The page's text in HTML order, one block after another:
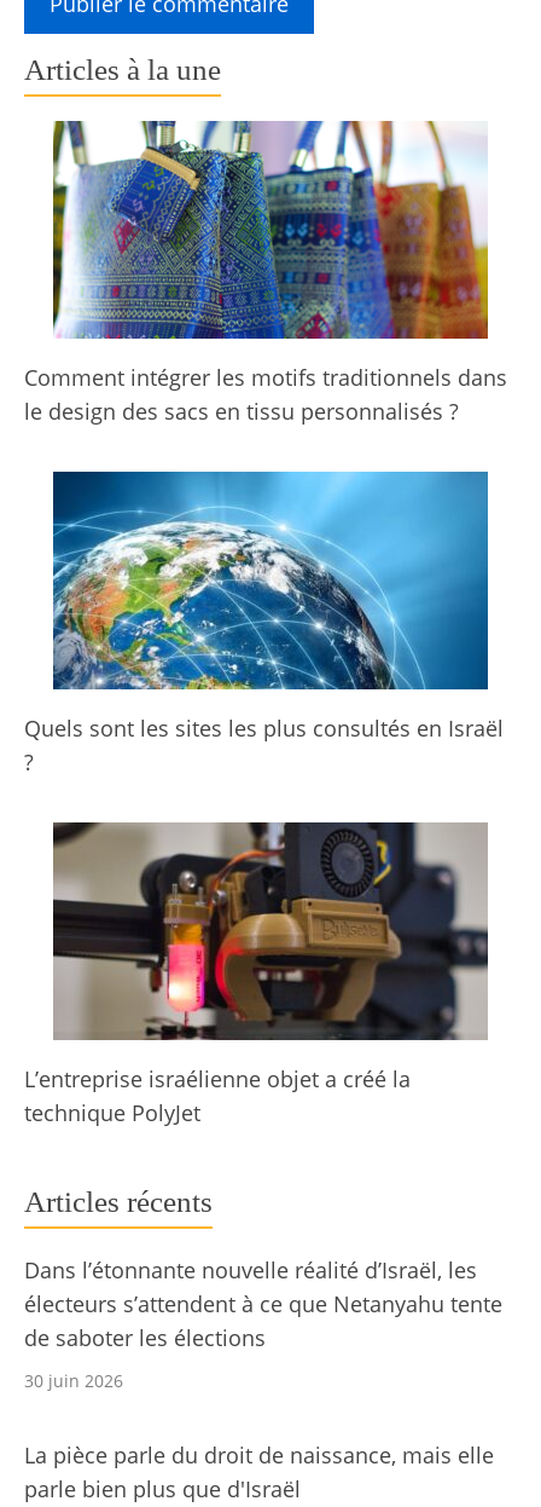
Articles à la une
Comment intégrer les motifs traditionnels dans
le design des sacs en tissu personnalisés ?
Quels sont les sites les plus consultés en Israël
?
L’entreprise israélienne objet a créé la
technique PolyJet
Articles récents
Dans l’étonnante nouvelle réalité d’Israël, les
électeurs s’attendent à ce que Netanyahu tente
de saboter les élections
30 juin 2026
La pièce parle du droit de naissance, mais elle
parle bien plus que d'Israël